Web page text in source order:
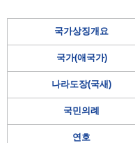
국가상징개요
국가(애국가)
나라도장(국새)
국민의례
연호